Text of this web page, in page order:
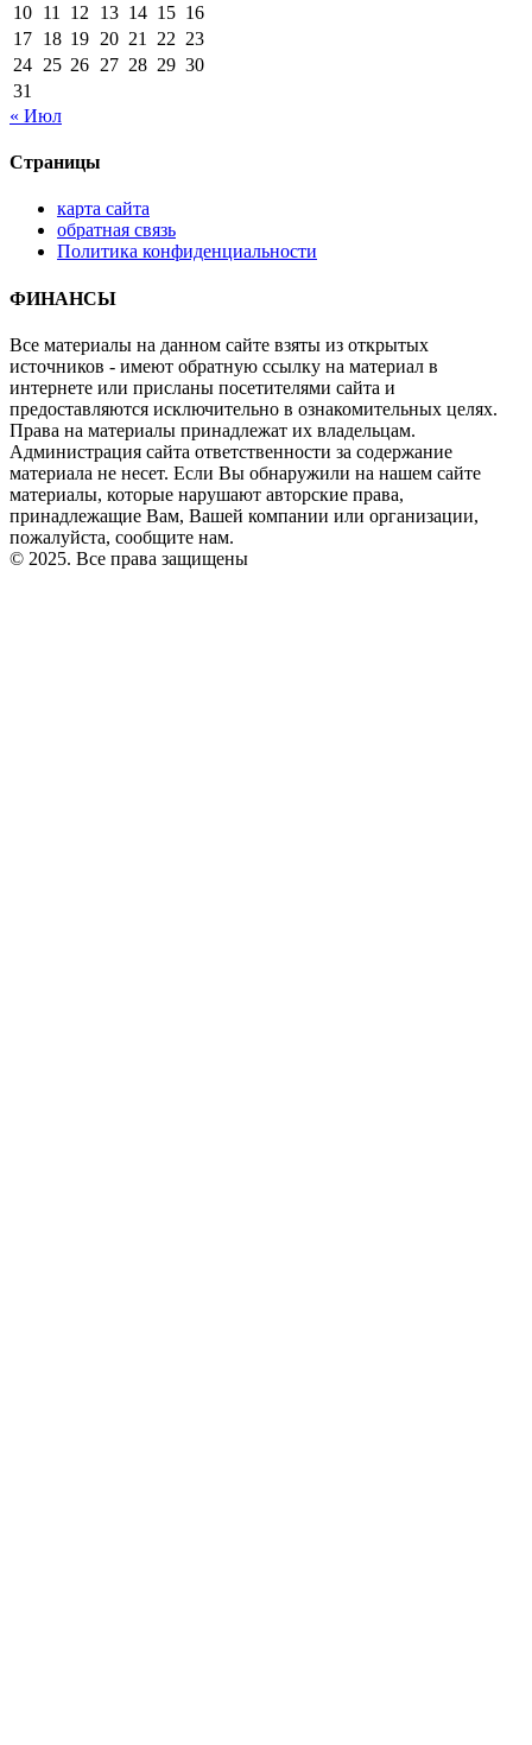
10 11 12 13 14 15 16
17 18 19 20 21 22 23
24 25 26 27 28 29 30
31
« Июл
Страницы
карта сайта
обратная связь
Политика конфиденциальности
ФИНАНСЫ
Все материалы на данном сайте взяты из открытых
источников - имеют обратную ссылку на материал в
интернете или присланы посетителями сайта и
предоставляются исключительно в ознакомительных целях.
Права на материалы принадлежат их владельцам.
Администрация сайта ответственности за содержание
материала не несет. Если Вы обнаружили на нашем сайте
материалы, которые нарушают авторские права,
принадлежащие Вам, Вашей компании или организации,
пожалуйста, сообщите нам.
© 2025. Все права защищены